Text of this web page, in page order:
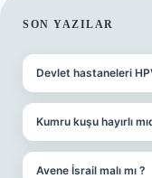
SON YAZILAR
Devlet hastaneleri
Kumru kuşu hayırlı
Avene İsrail malı mı ?